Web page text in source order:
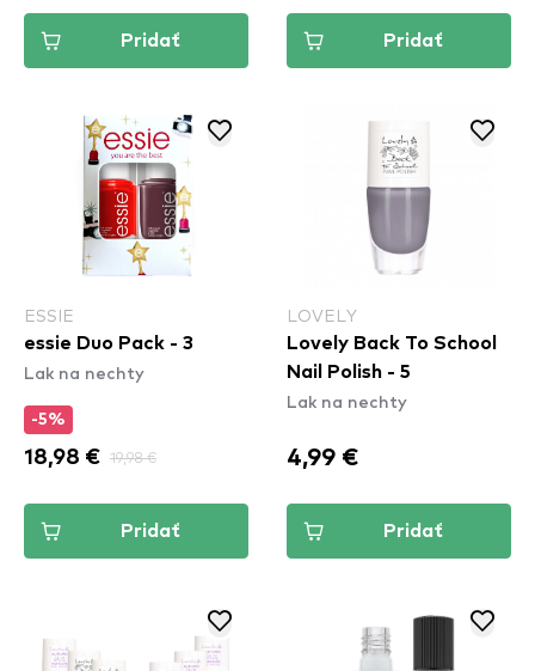
Pridať Pridať
ESSIE
essie Duo Pack - 3
Lak na nechty
-5%
18,98 € 19,98 €
Pridať
LOVELY
Lovely Back To School
Nail Polish - 5
Lak na nechty
4,99 €
Pridať